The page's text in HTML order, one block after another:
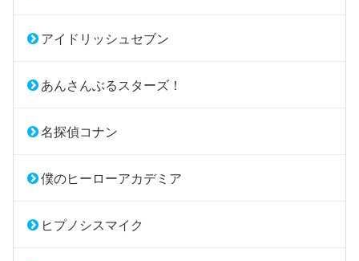
アイドリッシュセブン
あんさんぶるスターズ！
名探偵コナン
僕のヒーローアカデミア
ヒプノシスマイク